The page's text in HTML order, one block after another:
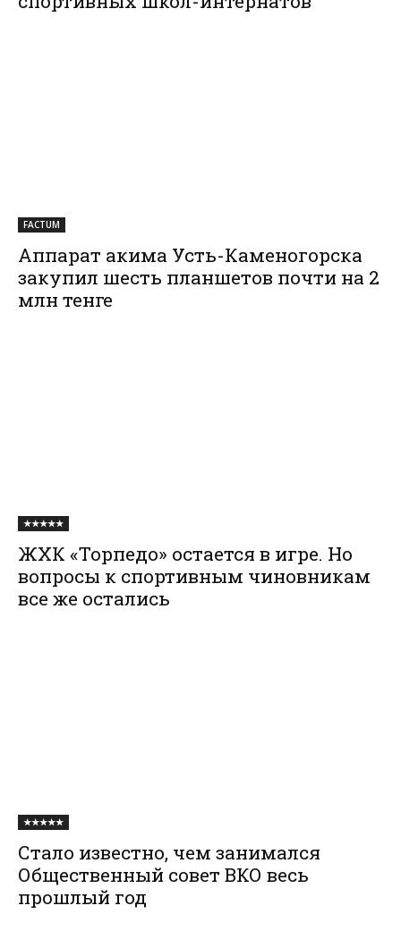
FACTUM
Аппарат акима Усть-Каменогорска
закупил шесть планшетов почти на 2
млн тенге
★★★★★
ЖХК «Торпедо» остается в игре. Но
вопросы к спортивным чиновникам
все же остались
★★★★★
Стало известно, чем занимался
Общественный совет ВКО весь
прошлый год